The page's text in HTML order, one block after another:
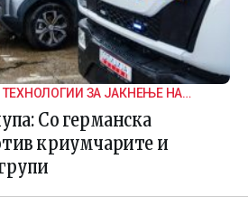
ЗА ЈАКНЕЊЕ НА
Со германска
криумчарите и